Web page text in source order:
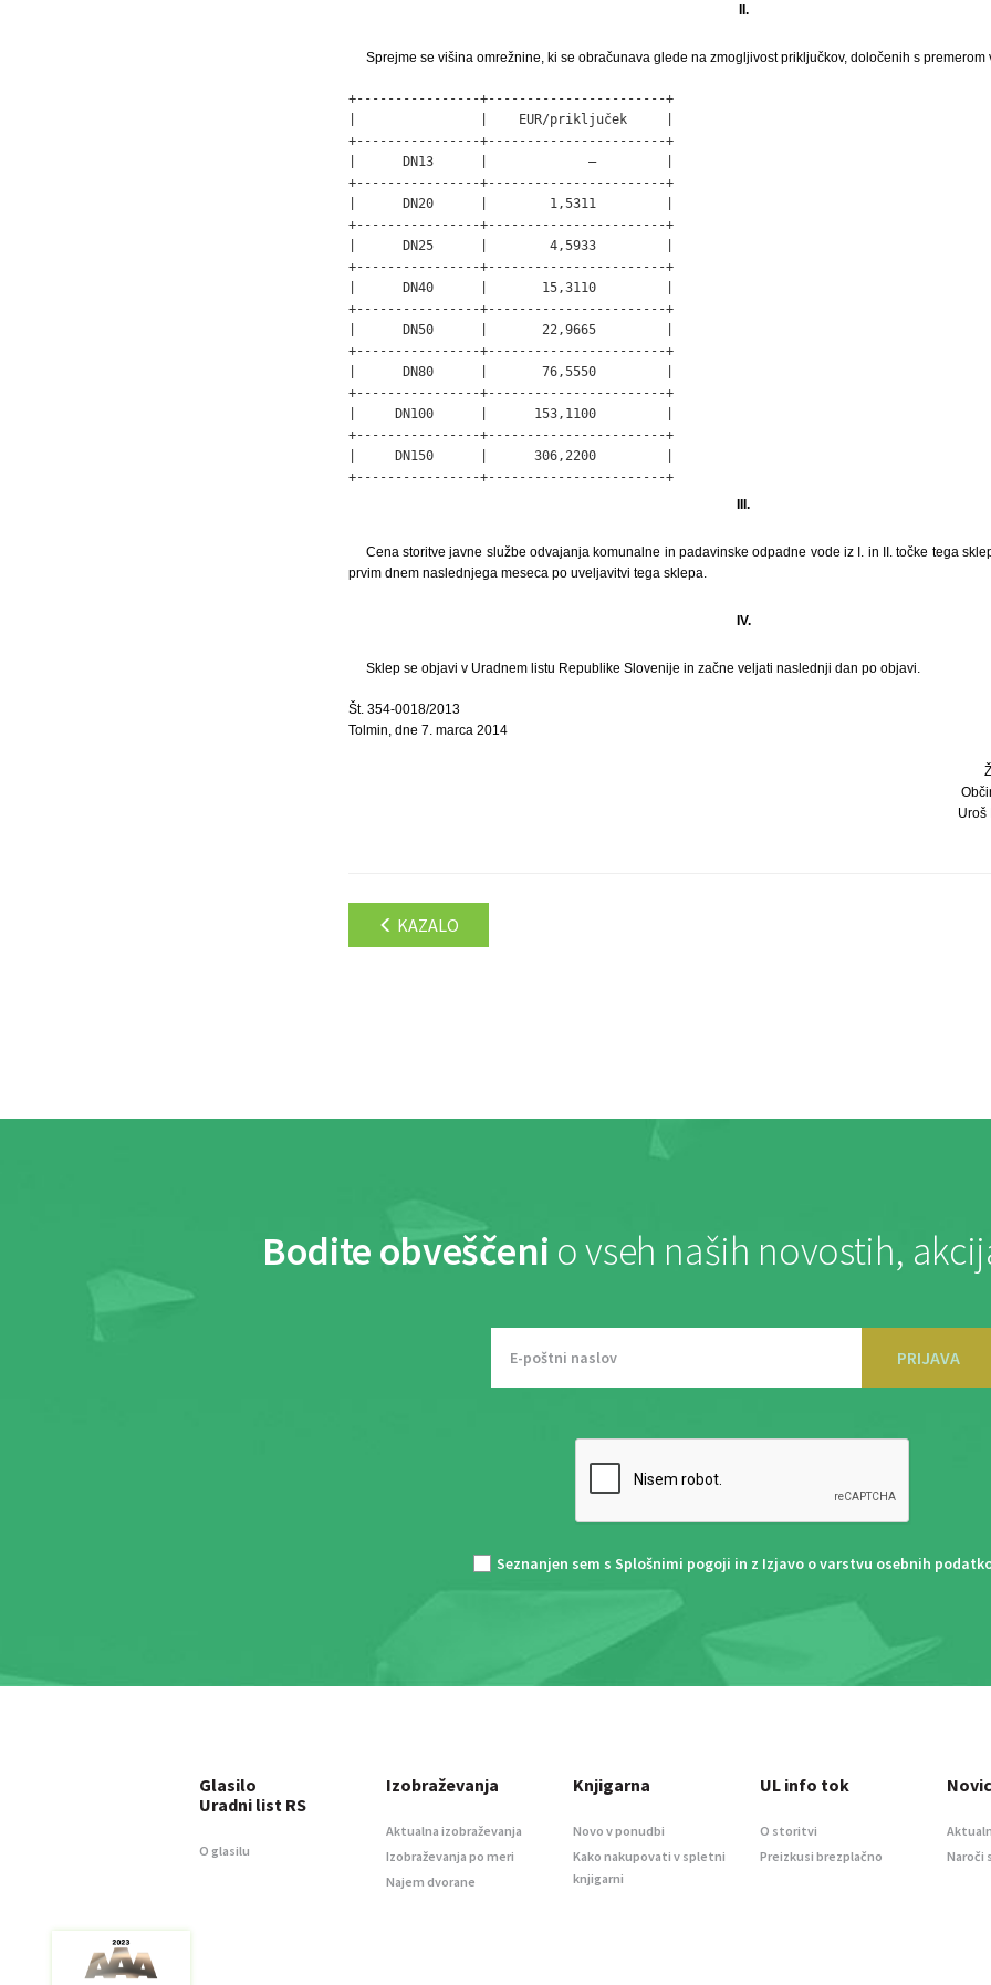
II.
Sprejme se višina omrežnine, ki se obračunava glede na zmogljivost priključkov, določenih s premerom
+----------------+-----------------------+
|                |    EUR/priključek     |
+----------------+-----------------------+
|      DN13      |             –         |
+----------------+-----------------------+
|      DN20      |        1,5311         |
+----------------+-----------------------+
|      DN25      |        4,5933         |
+----------------+-----------------------+
|      DN40      |       15,3110         |
+----------------+-----------------------+
|      DN50      |       22,9665         |
+----------------+-----------------------+
|      DN80      |       76,5550         |
+----------------+-----------------------+
|     DN100      |      153,1100         |
+----------------+-----------------------+
|     DN150      |      306,2200         |
+----------------+-----------------------+
III.
Cena storitve javne službe odvajanja komunalne in padavinske odpadne vode iz I. in II. točke tega
prvim dnem naslednjega meseca po uveljavitvi tega sklepa.
IV.
Sklep se objavi v Uradnem listu Republike Slovenije in začne veljati naslednji dan po objavi.
Št. 354-0018/2013
Tolmin, dne 7. marca 2014
Uroš
KAZALO
Bodite obveščeni o vseh naših novostih,
PRIJAVA
Seznanjen sem s Splošnimi pogoji in z Izjavo o varstvu osebnih
Glasilo
Uradni list RS
O glasilu
Izobraževanja
Aktualna izobraževanja
Izobraževanja po meri
Najem dvorane
Knjigarna
Novo v ponudbi
Kako nakupovati v spletni
knjigarni
UL info tok
O storitvi
Preizkusi brezplačno
Naroči